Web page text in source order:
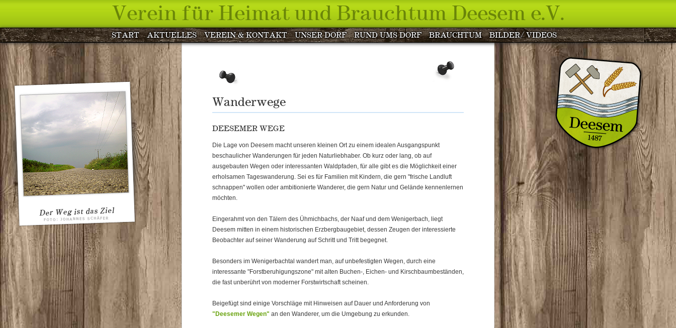
Verein für Heimat und Brauchtum Deesem e.V.
START AKTUELLES VEREIN & KONTAKT UNSER DORF RUND UMS DORF BRAUCHTUM BILDER/ VIDEOS
Wanderwege
DEESEMER WEGE
Die Lage von Deesem macht unseren kleinen Ort zu einem idealen Ausgangspunkt
beschaulicher Wanderungen für jeden Naturliebhaber. Ob kurz oder lang, ob auf
ausgebauten Wegen oder interessanten Waldpfaden, für alle gibt es die Möglichkeit einer
erholsamen Tageswanderung. Sei es für Familien mit Kindern, die gern "frische Landluft
schnappen" wollen oder ambitionierte Wanderer, die gern Natur und Gelände kennenlernen
möchten.
Eingerahmt von den Tälern des Ühmichbachs, der Naaf und dem Wenigerbach, liegt
Deesem mitten in einem historischen Erzbergbaugebiet, dessen Zeugen der interessierte
Beobachter auf seiner Wanderung auf Schritt und Tritt begegnet.
Besonders im Wenigerbachtal wandert man, auf unbefestigten Wegen, durch eine
interessante "Forstberuhigungszone" mit alten Buchen-, Eichen- und Kirschbaumbeständen,
die fast unberührt von moderner Forstwirtschaft scheinen.
Beigefügt sind einige Vorschläge mit Hinweisen auf Dauer und Anforderung von
"Deesemer Wegen" an den Wanderer, um die Umgebung zu erkunden.